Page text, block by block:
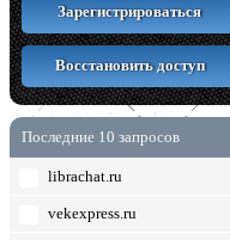
Зарегистрироваться
Восстановить доступ
Последние 10 запросов
librachat.ru
vekexpress.ru